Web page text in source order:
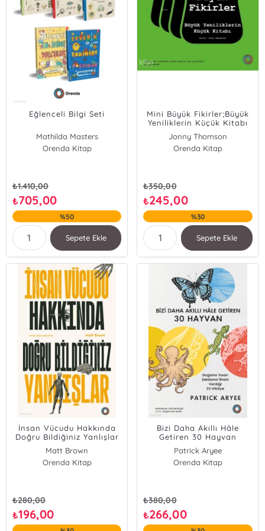
Eğlenceli Bilgi Seti
Mathilda Masters
Clive Gifford
Orenda Kitap
₺1.410,00
₺705,00
%50
Sepete Ekle
Mini Büyük Fikirler;Büyük
Yeniliklerin Küçük Kitabı
Jonny Thomson
Orenda Kitap
₺350,00
₺245,00
%30
Sepete Ekle
İnsan Vücudu Hakkında
Doğru Bildiğiniz Yanlışlar
Matt Brown
Orenda Kitap
₺280,00
₺196,00
Bizi Daha Akıllı Hâle
Getiren 30 Hayvan
Patrick Aryee
Orenda Kitap
₺380,00
₺266,00